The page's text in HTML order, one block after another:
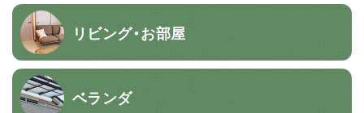
リビング・お部屋
ベランダ